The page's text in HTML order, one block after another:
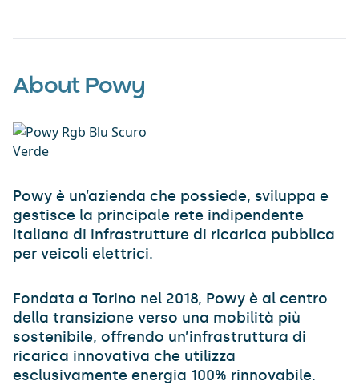
About Powy
Powy è un’azienda che possiede, sviluppa e
gestisce la principale rete indipendente
italiana di infrastrutture di ricarica pubblica
per veicoli elettrici.
Fondata a Torino nel 2018, Powy è al centro
della transizione verso una mobilità più
sostenibile, offrendo un’infrastruttura di
ricarica innovativa che utilizza
esclusivamente energia 100% rinnovabile.